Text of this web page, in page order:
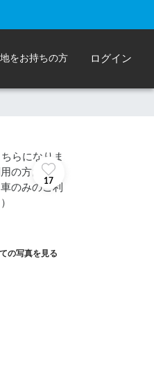
をお持ちの方 ログイン
17
の写真を見る